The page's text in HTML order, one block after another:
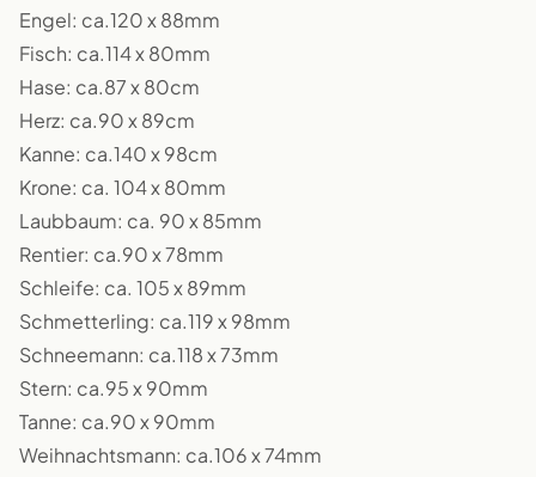
Engel: ca.120 x 88mm
Fisch: ca.114 x 80mm
Hase: ca.87 x 80cm
Herz: ca.90 x 89cm
Kanne: ca.140 x 98cm
Krone: ca. 104 x 80mm
Laubbaum: ca. 90 x 85mm
Rentier: ca.90 x 78mm
Schleife: ca. 105 x 89mm
Schmetterling: ca.119 x 98mm
Schneemann: ca.118 x 73mm
Stern: ca.95 x 90mm
Tanne: ca.90 x 90mm
Weihnachtsmann: ca.106 x 74mm